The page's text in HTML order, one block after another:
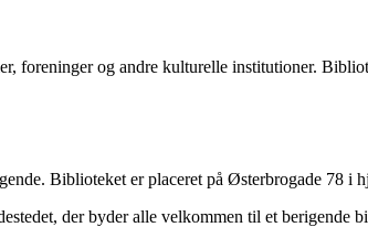
foreninger og andre kulturelle institutioner.
Biblioteket er placeret på Østerbrogade 78 i
der byder alle velkommen til et berigende